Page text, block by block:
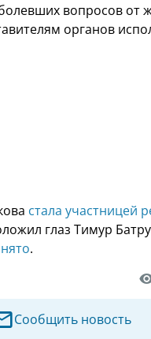
вопросов от
органов
стала участницей
глаз Тимур
.
Сообщить новость